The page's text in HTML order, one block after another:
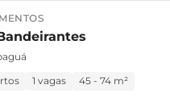
1 vagas 45 - 74 m²